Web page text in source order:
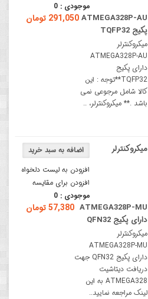
موجودی : 0
291,050 تومانATMEGA328P-AU
پکیج TQFP32
میکروکنترلر
ATMEGA328P-AU
دارای پکیج
TQFP32**توجه : این
کالا شامل مرجوعی نمی
باشد .** میکروکنترلر، ..
افزودن به لیست دلخواه
افزودن برای مقایسه
موجودی : 0
57,380 تومان
میکروکنترلر
ATMEGA328P-MU
دارای پکیج QFN32
میکروکنترلر
ATMEGA328P-MU
دارای پکیج QFN32 جهت
دریافت دیتاشیت
ATMEGA328 به این
لینک مراجعه نمایید..